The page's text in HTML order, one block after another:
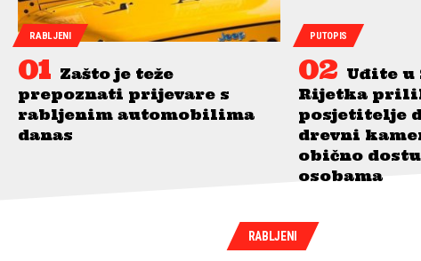
RABLJENI
Zašto je teže
prepoznati prijevare s
rabljenim automobilima
danas
PUTOPIS
Uđite u
Rijetka
posjetitelje
drevni
obično
osobama
RABLJENI